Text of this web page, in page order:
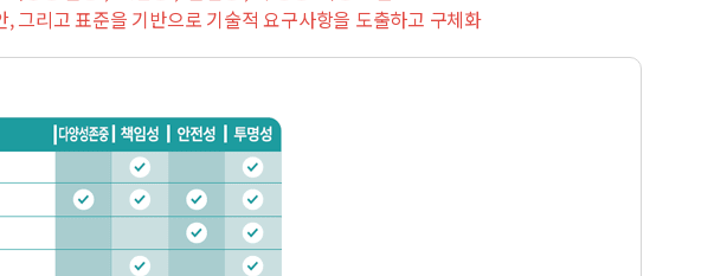
그리고 표준을 기반으로 기술적 요구사항을 도출하고 구체화